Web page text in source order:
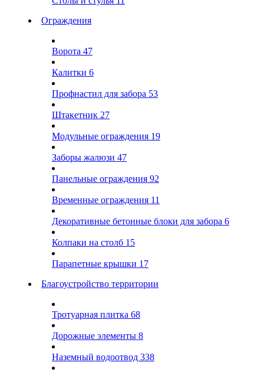
Ограждения
Ворота 47
Калитки 6
Профнастил для забора 53
Штакетник 27
Модульные ограждения 19
Заборы жалюзи 47
Панельные ограждения 92
Временные ограждения 11
Декоративные бетонные блоки для забора 6
Колпаки на столб 15
Парапетные крышки 17
Благоустройство территории
Тротуарная плитка 68
Дорожные элементы 8
Наземный водоотвод 338